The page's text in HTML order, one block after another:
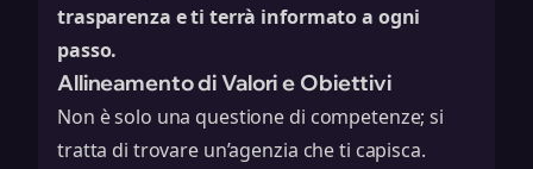
trasparenza e ti terrà informato a ogni
passo.
Allineamento di Valori e Obiettivi
Non è solo una questione di competenze; si
tratta di trovare un’agenzia che ti capisca.